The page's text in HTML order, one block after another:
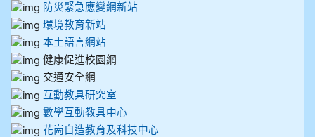
防災緊急應變網新站
環境教育新站
本土語言網站
健康促進校園網
交通安全網
互動教具研究室
數學互動教具中心
花崗自造教育及科技中心